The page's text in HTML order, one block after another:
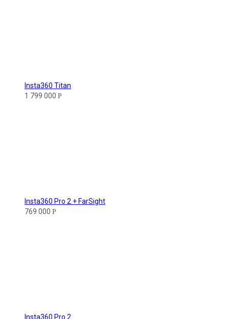
Insta360 Titan
1 799 000 Р
Insta360 Pro 2 + FarSight
769 000 Р
Insta360 Pro 2